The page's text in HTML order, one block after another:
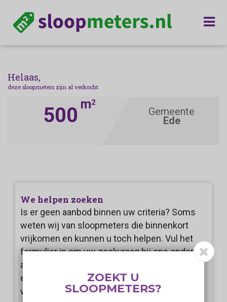
Helaas,
deze sloopmeters zijn al verkocht
500 m2
Gemeente
Ede
We helpen zoeken
Is er geen aanbod binnen uw criteria? Soms
weten wij van sloopmeters die binnenkort
vrijkomen en kunnen u toch helpen. Vul het
formulier in om uw zoekvraag bij ons onder de
aandacht te brengen. Wij informeren u als er
een aanbod voorbij komt dat aansluit bij uw
wensen!
ZOEKT U
SLOOPMETERS?